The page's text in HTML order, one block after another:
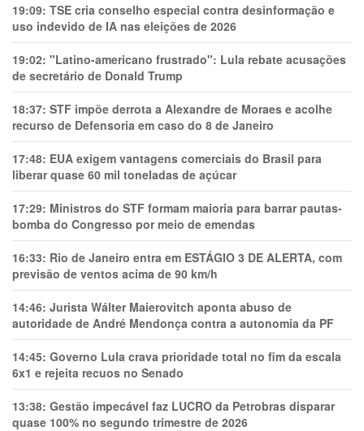
19:09: TSE cria conselho especial contra desinformação e
uso indevido de IA nas eleições de 2026
19:02: "Latino-americano frustrado": Lula rebate acusações
de secretário de Donald Trump
18:37: STF impõe derrota a Alexandre de Moraes e acolhe
recurso de Defensoria em caso do 8 de Janeiro
17:48: EUA exigem vantagens comerciais do Brasil para
liberar quase 60 mil toneladas de açúcar
17:29: Ministros do STF formam maioria para barrar pautas-
bomba do Congresso por meio de emendas
16:33: Rio de Janeiro entra em ESTÁGIO 3 DE ALERTA, com
previsão de ventos acima de 90 km/h
14:46: Jurista Wálter Maierovitch aponta abuso de
autoridade de André Mendonça contra a autonomia da PF
14:45: Governo Lula crava prioridade total no fim da escala
6x1 e rejeita recuos no Senado
13:38: Gestão impecável faz LUCRO da Petrobras disparar
quase 100% no segundo trimestre de 2026